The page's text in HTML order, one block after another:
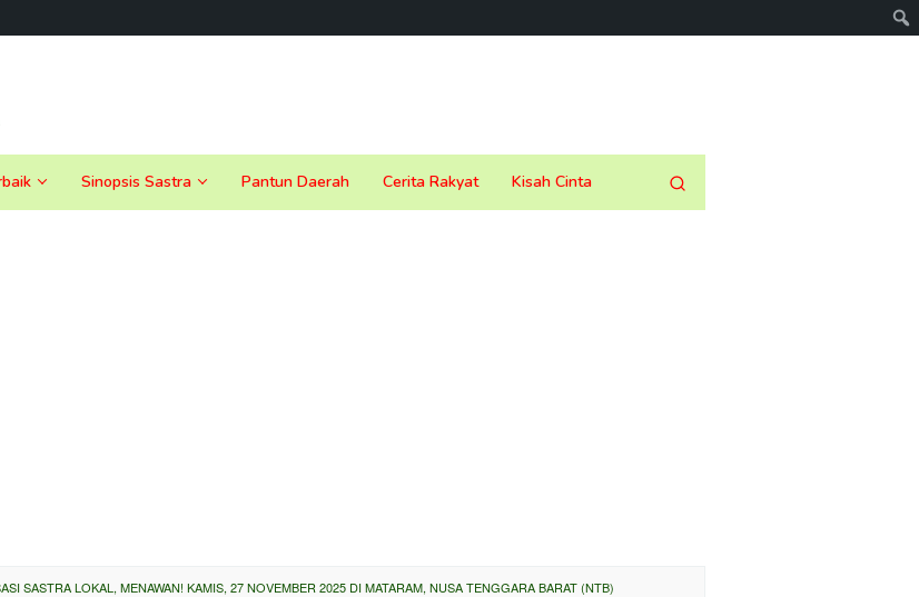
Sinopsis Sastra Pantun Daerah Cerita Rakyat Kisah Cinta
SASTRA LOKAL, MENAWAN! KAMIS, 27 NOVEMBER 2025 DI MATARAM, NUSA TENGGARA BARAT (NTB)